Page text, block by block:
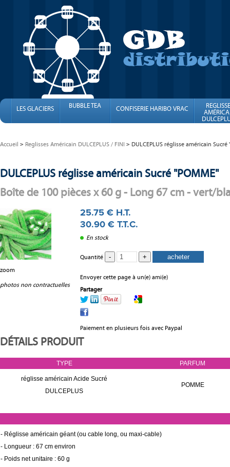
LES GLACIERS BUBBLE TEA CONFISERIE HARIBO VRAC
FINI
Accueil Reglisses Américain DULCEPLUS / FINI DULCEPLUS réglisse américain Sucré
DULCEPLUS réglisse américain Sucré "POMME"
Boîte de 100 pièces x 60 g - Long 67 cm - vert/
zoom
photos non contractuelles
25.75 € H.T.
30.90 € T.T.C.
En stock
Quantité
Envoyer cette page à un(e) ami(e)
Partager
Paiement en plusieurs fois avec Paypal
DÉTAILS PRODUIT
TYPE PARFUM
réglisse américain Acide Sucré
DULCEPLUS
POMME
- Réglisse américain géant (ou cable long, ou maxi-cable)
- Longueur : 67 cm environ
- Poids net unitaire : 60 g